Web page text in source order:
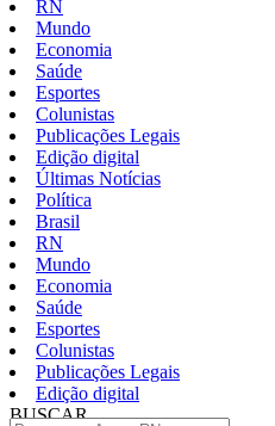
RN
Mundo
Economia
Saúde
Esportes
Colunistas
Publicações Legais
Edição digital
Últimas Notícias
Política
Brasil
RN
Mundo
Economia
Saúde
Esportes
Colunistas
Publicações Legais
Edição digital
BUSCAR